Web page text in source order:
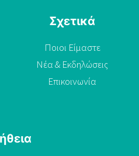
Σχετικά
Ποιοι Είμαστε
Νέα & Εκδηλώσεις
Επικοινωνία